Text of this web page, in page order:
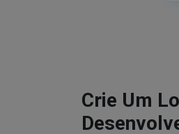
Crie Um